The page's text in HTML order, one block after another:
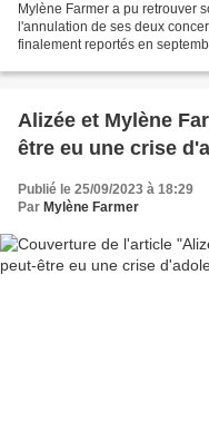
Mylène Farmer a pu retrouver
l'annulation de ses deux
finalement reportés en
Alizée et Mylène
être eu une crise
Publié le 25/09/2023 à 18:29
Par Mylène Farmer